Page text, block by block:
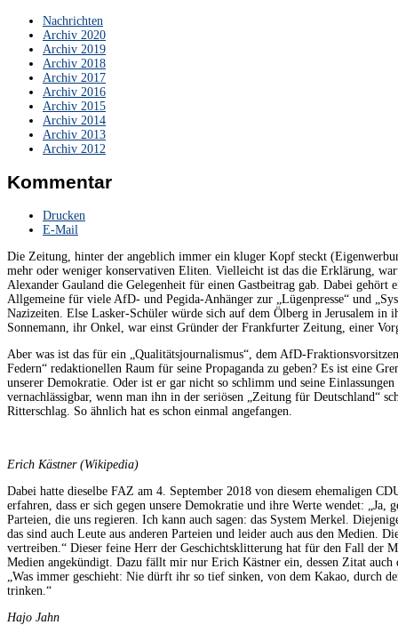
Nachrichten
Archiv 2020
Archiv 2019
Archiv 2018
Archiv 2017
Archiv 2016
Archiv 2015
Archiv 2014
Archiv 2013
Archiv 2012
Kommentar
Drucken
E-Mail
Die Zeitung, hinter der angeblich immer ein kluger Kopf steckt
mehr oder weniger konservativen Eliten. Vielleicht ist das die Erklärung,
Alexander Gauland die Gelegenheit für einen Gastbeitrag gab. Dabei gehört
Allgemeine für viele AfD- und Pegida-Anhänger zur „Lügenpresse“ und
Nazizeiten. Else Lasker-Schüler würde sich auf dem Ölberg in Jerusalem in
Sonnemann, ihr Onkel, war einst Gründer der Frankfurter Zeitung, einer
Aber was ist das für ein „Qualitätsjournalismus“, dem AfD-
Federn“ redaktionellen Raum für seine Propaganda zu geben? Es ist eine
unserer Demokratie. Oder ist er gar nicht so schlimm und seine
vernachlässigbar, wenn man ihn in der seriösen „Zeitung für Deutschland“
Ritterschlag. So ähnlich hat es schon einmal angefangen.
Erich Kästner (Wikipedia)
Dabei hatte dieselbe FAZ am 4. September 2018 von diesem ehemaligen
erfahren, dass er sich gegen unsere Demokratie und ihre Werte wendet: „Ja,
Parteien, die uns regieren. Ich kann auch sagen: das System Merkel.
das sind auch Leute aus anderen Parteien und leider auch aus den Medien.
vertreiben.“ Dieser feine Herr der Geschichtsklitterung hat für den Fall der
Medien angekündigt. Dazu fällt mir nur Erich Kästner ein, dessen Zitat
„Was immer geschieht: Nie dürft ihr so tief sinken, von dem Kakao, durch
trinken.“
Hajo Jahn